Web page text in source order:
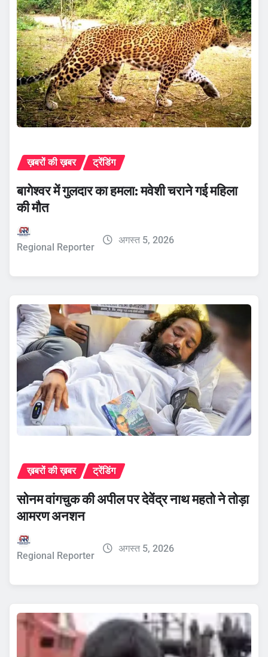
ख़बरों की ख़बर ट्रेंडिंग
बागेश्वर में गुलदार का हमला: मवेशी चराने गई महिला
की मौत
Regional Reporter
अगस्त 5, 2026
ख़बरों की ख़बर ट्रेंडिंग
सोनम वांगचुक की अपील पर देवेंद्र नाथ महतो ने तोड़ा
आमरण अनशन
Regional Reporter
अगस्त 5, 2026